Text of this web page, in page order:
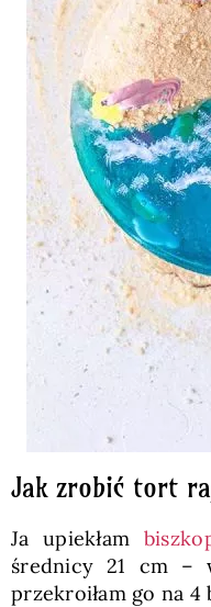
Jak zrobić tort
Ja upiekłam
średnicy 21 cm –
przekroiłam go na 4